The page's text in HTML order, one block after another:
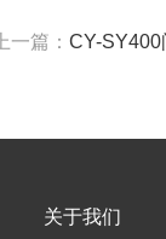
上一篇： CY-SY400
关于我们